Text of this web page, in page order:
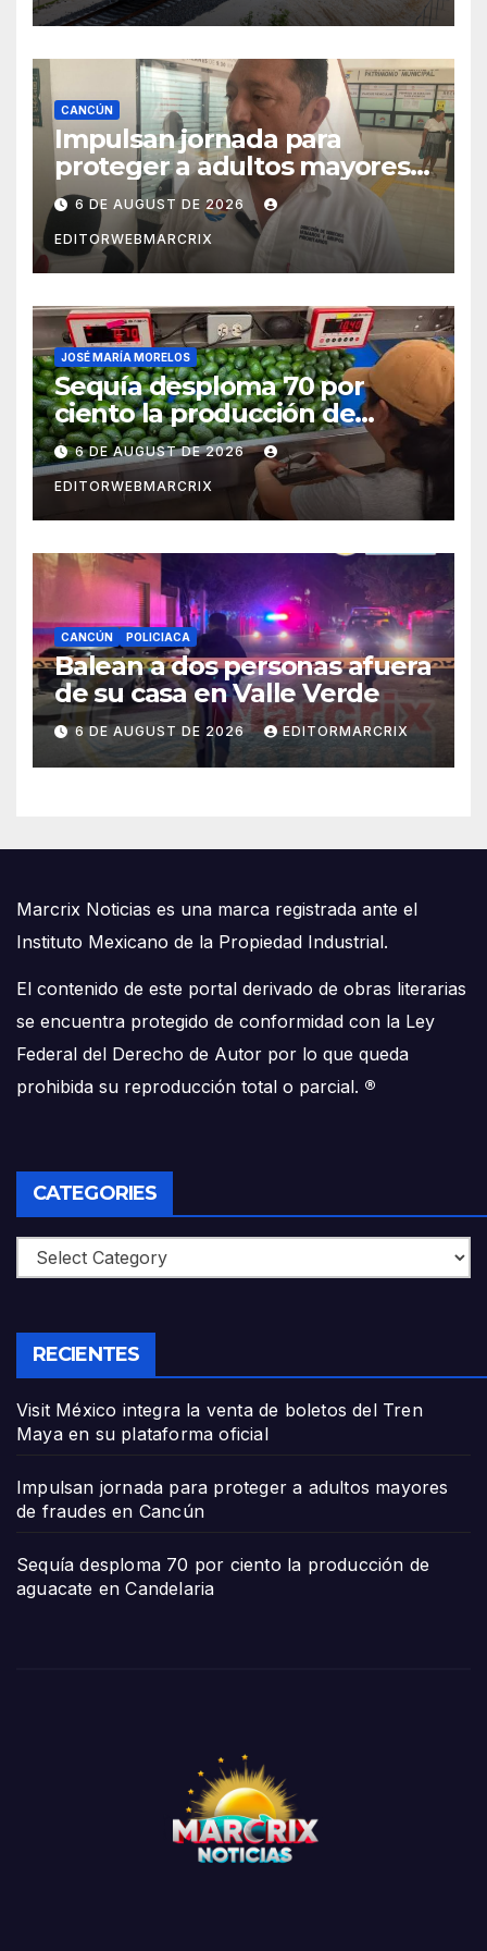
CANCÚN
Impulsan jornada para
proteger a adultos mayores
de fraudes en Cancún
6 DE AUGUST DE 2026
EDITORWEBMARCRIX
JOSÉ MARÍA MORELOS
Sequía desploma 70 por
ciento la producción de
aguacate en Candelaria
6 DE AUGUST DE 2026
EDITORWEBMARCRIX
CANCÚN POLICIACA
Balean a dos personas afuera
de su casa en Valle Verde
6 DE AUGUST DE 2026 EDITORMARCRIX
Marcrix Noticias es una marca registrada ante el
Instituto Mexicano de la Propiedad Industrial.
El contenido de este portal derivado de obras literarias
se encuentra protegido de conformidad con la Ley
Federal del Derecho de Autor por lo que queda
prohibida su reproducción total o parcial. ®
CATEGORIES
Categories
RECIENTES
Visit México integra la venta de boletos del Tren
Maya en su plataforma oficial
Impulsan jornada para proteger a adultos mayores
de fraudes en Cancún
Sequía desploma 70 por ciento la producción de
aguacate en Candelaria